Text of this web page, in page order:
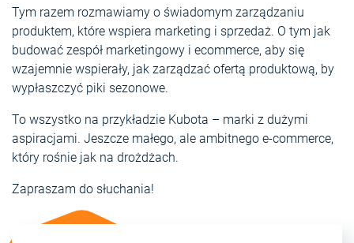
Tym razem rozmawiamy o świadomym zarządzaniu
produktem, które wspiera marketing i sprzedaż. O tym jak
budować zespół marketingowy i ecommerce, aby się
wzajemnie wspierały, jak zarządzać ofertą produktową, by
wypłaszczyć piki sezonowe.
To wszystko na przykładzie Kubota – marki z dużymi
aspiracjami. Jeszcze małego, ale ambitnego e-commerce,
który rośnie jak na drożdżach.
Zapraszam do słuchania!